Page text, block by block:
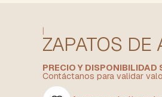
|
ZAPATOS DE
PRECIO Y
Contáctanos para validar